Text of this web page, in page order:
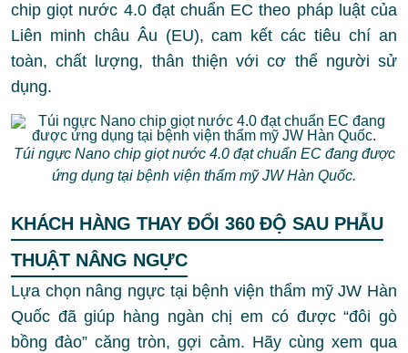
chip giọt nước 4.0 đạt chuẩn EC theo pháp luật của
Liên minh châu Âu (EU), cam kết các tiêu chí an
toàn, chất lượng, thân thiện với cơ thể người sử
dụng.
Túi ngực Nano chip giọt nước 4.0 đạt chuẩn EC đang được
ứng dụng tại bệnh viện thẩm mỹ JW Hàn Quốc.
KHÁCH HÀNG THAY ĐỔI 360 ĐỘ SAU PHẪU
THUẬT NÂNG NGỰC
Lựa chọn nâng ngực tại bệnh viện thẩm mỹ JW Hàn
Quốc đã giúp hàng ngàn chị em có được “đôi gò
bồng đào” căng tròn, gợi cảm. Hãy cùng xem qua